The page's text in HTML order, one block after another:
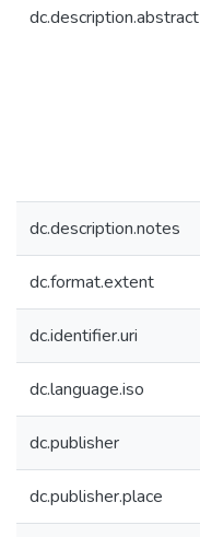
dc.description.abstract
dc.description.notes
dc.format.extent
dc.identifier.uri
dc.language.iso
dc.publisher
dc.publisher.place